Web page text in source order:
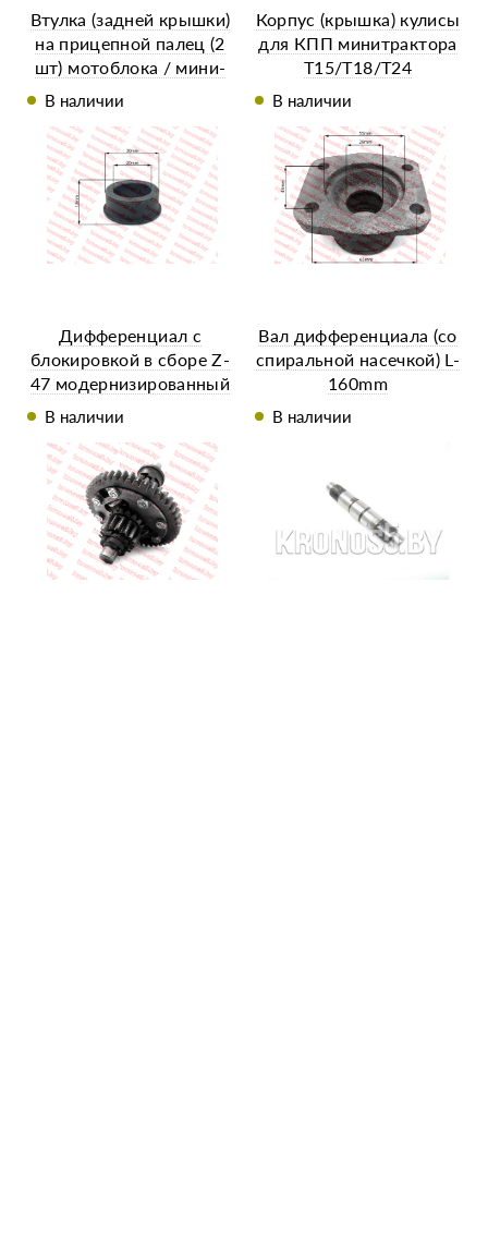
Втулка (задней крышки)
на прицепной палец (2
шт) мотоблока / мини-
В наличии
Корпус (крышка) кулисы
для КПП минитрактора
Т15/Т18/Т24
В наличии
Дифференциал с
блокировкой в сборе Z-
47 модернизированный
В наличии
Вал дифференциала (со
спиральной насечкой) L-
160mm
В наличии